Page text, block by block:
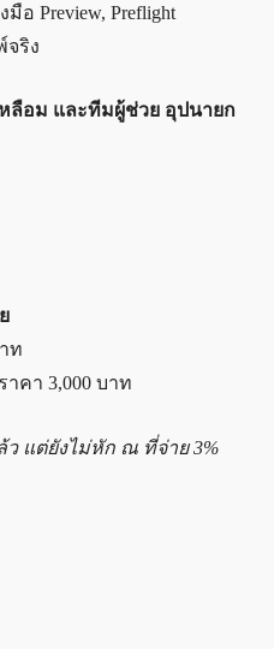
อ Preview, Preflight
จริง
ลือม และทีมผู้ช่วย อุปนายก
ท
คา 3,000 บาท
แต่ยังไม่หัก ณ ที่จ่าย 3%